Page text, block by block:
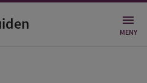
MENY